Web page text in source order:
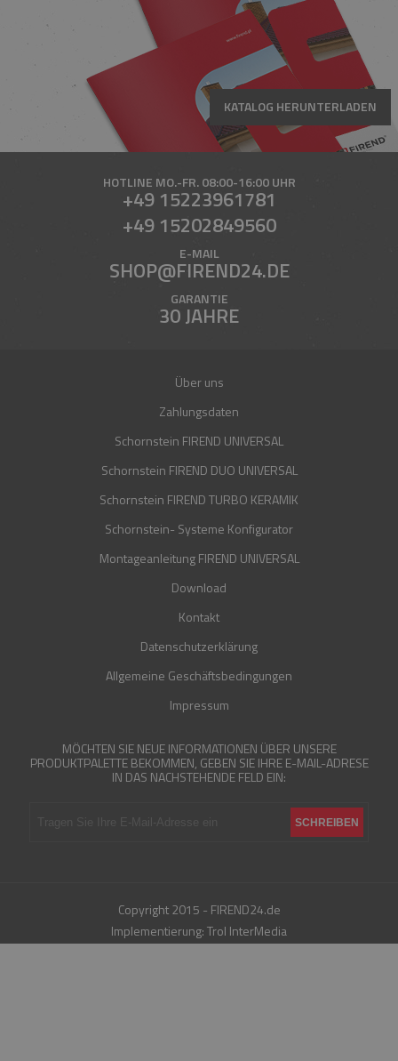
KATALOG HERUNTERLADEN
HOTLINE MO.-FR. 08:00-16:00 UHR
+49 15223961781
+49 15202849560
E-MAIL
SHOP@FIREND24.DE
GARANTIE
30 JAHRE
Über uns
Zahlungsdaten
Schornstein FIREND UNIVERSAL
Schornstein FIREND DUO UNIVERSAL
Schornstein FIREND TURBO KERAMIK
Schornstein- Systeme Konfigurator
Montageanleitung FIREND UNIVERSAL
Download
Kontakt
Datenschutzerklärung
Allgemeine Geschäftsbedingungen
Impressum
MÖCHTEN SIE NEUE INFORMATIONEN ÜBER UNSERE
PRODUKTPALETTE BEKOMMEN, GEBEN SIE IHRE E-MAIL-ADRESE
IN DAS NACHSTEHENDE FELD EIN:
Copyright 2015 - FIREND24.de
Implementierung:Trol InterMedia